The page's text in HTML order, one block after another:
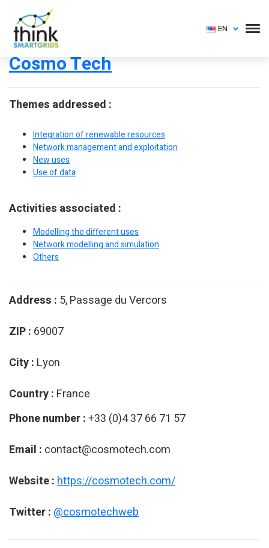
EN
Cosmo Tech
Themes addressed :
Integration of renewable resources
Network management and exploitation
New uses
Use of data
Activities associated :
Modelling the different uses
Network modelling and simulation
Others
Address : 5, Passage du Vercors
ZIP : 69007
City : Lyon
Country : France
Phone number :+33 (0)4 37 66 71 57
Email : contact@cosmotech.com
Website :https://cosmotech.com/
Twitter : @cosmotechweb